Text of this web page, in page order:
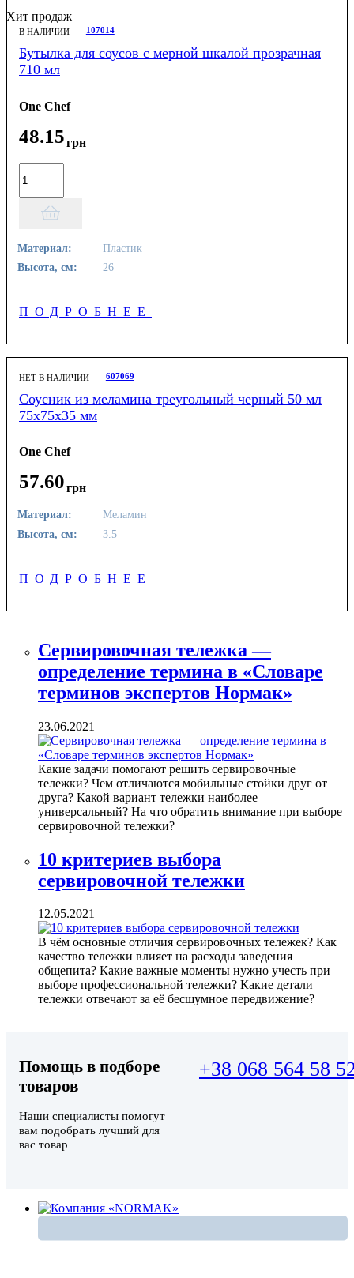
Хит продаж
В НАЛИЧИИ 107014
Бутылка для соусов с мерной шкалой прозрачная
710 мл
One Chef
48.15грн
Материал:
Пластик
Высота, см:
26
ПОДРОБНЕЕ
НЕТ В НАЛИЧИИ 607069
Соусник из меламина треугольный черный 50 мл
75х75х35 мм
One Chef
57.60грн
Материал:
Меламин
Высота, см:
3.5
ПОДРОБНЕЕ
Сервировочная тележка —
определение термина в «Словаре
терминов экспертов Нормак»
23.06.2021
Какие задачи помогают решить сервировочные
тележки? Чем отличаются мобильные стойки друг от
друга? Какой вариант тележки наиболее
универсальный? На что обратить внимание при выборе
сервировочной тележки?
10 критериев выбора
сервировочной тележки
12.05.2021
В чём основные отличия сервировочных тележек? Как
качество тележки влияет на расходы заведения
общепита? Какие важные моменты нужно учесть при
выборе профессиональной тележки? Какие детали
тележки отвечают за её бесшумное передвижение?
Помощь в подборе
товаров
Наши специалисты помогут
вам подобрать лучший для
вас товар
+38 068 564 58